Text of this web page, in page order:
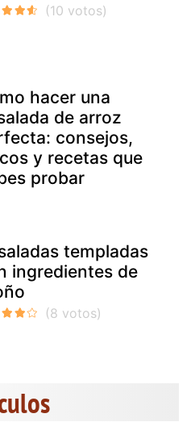
hacer una
de arroz
consejos,
y recetas que
probar
templadas
ingredientes de